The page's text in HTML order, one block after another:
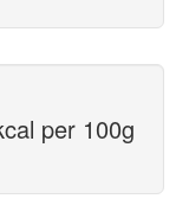
per 100g